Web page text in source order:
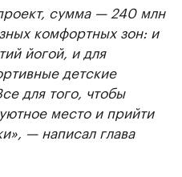
сумма — 240 млн
комфортных зон: и
йогой, и для
детские
для того, чтобы
место и прийти
— написал глава